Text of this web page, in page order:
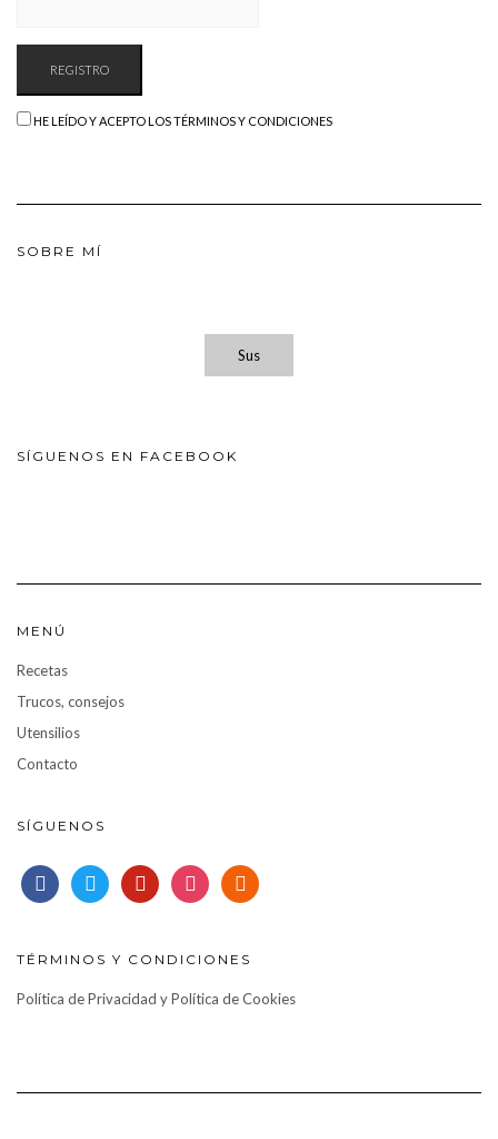
HE LEÍDO Y ACEPTO LOS TÉRMINOS Y CONDICIONES
SOBRE MÍ
Sus
SÍGUENOS EN FACEBOOK
MENÚ
Recetas
Trucos, consejos
Utensilios
Contacto
SÍGUENOS
facebooktwitter pinterestinstagramrss
TÉRMINOS Y CONDICIONES
Política de Privacidad y Política de Cookies